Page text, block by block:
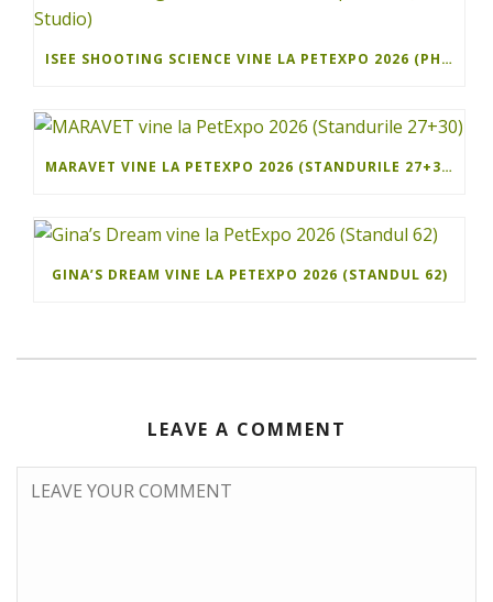
ISEE SHOOTING SCIENCE VINE LA PETEXPO 2026 (PHOTO STUDIO)
MARAVET VINE LA PETEXPO 2026 (STANDURILE 27+30)
GINA’S DREAM VINE LA PETEXPO 2026 (STANDUL 62)
LEAVE A COMMENT